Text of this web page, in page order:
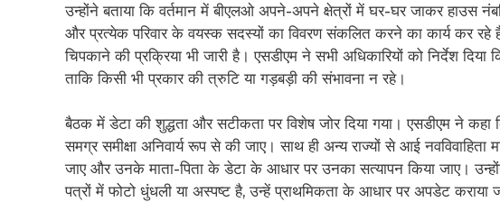
उन्होंने बताया कि वर्तमान में बीएलओ अपने-अपने क्षेत्रों में घर-घर जाकर हाउस
और प्रत्येक परिवार के वयस्क सदस्यों का विवरण संकलित करने का कार्य कर
चिपकाने की प्रक्रिया भी जारी है। एसडीएम ने सभी अधिकारियों को निर्देश दिया
ताकि किसी भी प्रकार की त्रुटि या गड़बड़ी की संभावना न रहे।
बैठक में डेटा की शुद्धता और सटीकता पर विशेष जोर दिया गया। एसडीएम ने
समग्र समीक्षा अनिवार्य रूप से की जाए। साथ ही अन्य राज्यों से आई
जाए और उनके माता-पिता के डेटा के आधार पर उनका सत्यापन किया जाए।
पत्रों में फोटो धुंधली या अस्पष्ट है, उन्हें प्राथमिकता के आधार पर अपडेट कराया